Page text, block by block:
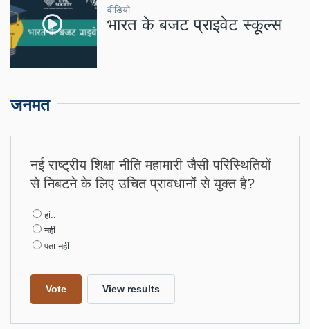
वीडियो
भारत के बजट प्राइवेट स्कूल्स
जनमत
नई राष्ट्रीय शिक्षा नीति महामारी जैसी परिस्थितियों
से निबटने के लिए उचित प्रावधानों से युक्त है?
Choices
हां..
नहीं..
पता नहीं..